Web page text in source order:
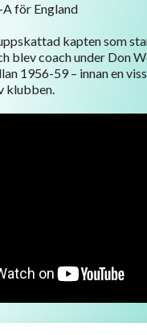
A för England
kapten som
blev coach under Don
1956-59 – innan en
klubben.